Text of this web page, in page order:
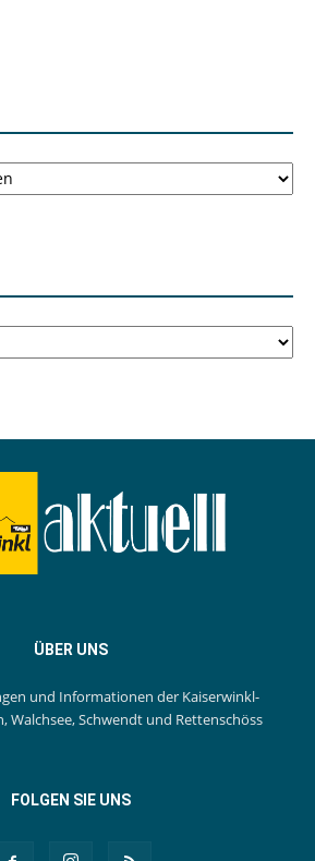
ÜBER UNS
und Informationen der Kaiserwinkl-
Walchsee, Schwendt und Rettenschöss
FOLGEN SIE UNS